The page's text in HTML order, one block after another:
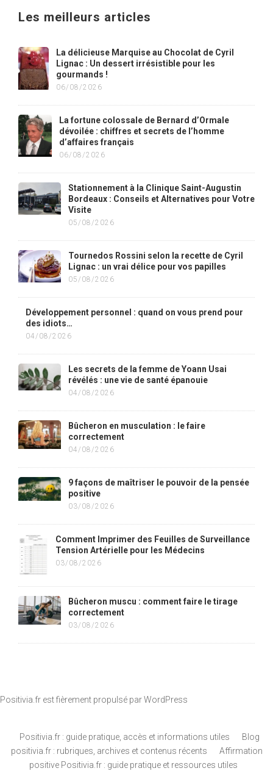
Les meilleurs articles
La délicieuse Marquise au Chocolat de Cyril
Lignac : Un dessert irrésistible pour les
gourmands !
06/08/2026
La fortune colossale de Bernard d’Ormale
dévoilée : chiffres et secrets de l’homme
d’affaires français
06/08/2026
Stationnement à la Clinique Saint-Augustin
Bordeaux : Conseils et Alternatives pour Votre
Visite
05/08/2026
Tournedos Rossini selon la recette de Cyril
Lignac : un vrai délice pour vos papilles
05/08/2026
Développement personnel : quand on vous prend pour
des idiots…
04/08/2026
Les secrets de la femme de Yoann Usai
révélés : une vie de santé épanouie
04/08/2026
Bûcheron en musculation : le faire
correctement
04/08/2026
9 façons de maîtriser le pouvoir de la pensée
positive
03/08/2026
Comment Imprimer des Feuilles de Surveillance
Tension Artérielle pour les Médecins
03/08/2026
Bûcheron muscu : comment faire le tirage
correctement
03/08/2026
Positivia.fr est fièrement propulsé parWordPress
Positivia.fr : guide pratique, accès et informations utiles
Blog
positivia.fr : rubriques, archives et contenus récents
Affirmation
positive Positivia.fr : guide pratique et ressources utiles